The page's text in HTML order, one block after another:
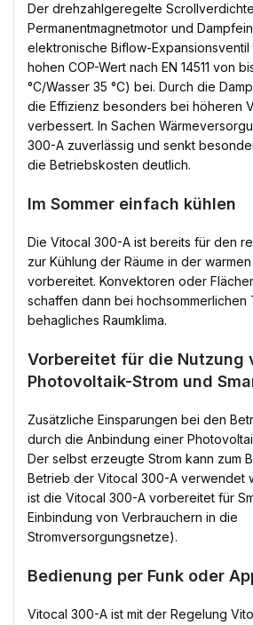
Der drehzahlgeregelte
Permanentmagnetmotor und
elektronische Biflow-
hohen COP-Wert nach EN 14511 von
°C/Wasser 35 °C) bei. Durch die
die Effizienz besonders bei höheren
verbessert. In Sachen
300-A zuverlässig und senkt
die Betriebskosten deutlich.
Im Sommer einfach kühlen
Die Vitocal 300-A ist bereits für den
zur Kühlung der Räume in der
vorbereitet. Konvektoren oder
schaffen dann bei hochsommerlichen
behagliches Raumklima.
Vorbereitet für die Nutzung
Photovoltaik-Strom und
Zusätzliche Einsparungen bei den
durch die Anbindung einer
Der selbst erzeugte Strom kann zum
Betrieb der Vitocal 300-A verwendet
ist die Vitocal 300-A vorbereitet für
Einbindung von Verbrauchern in die
Stromversorgungsnetze).
Bedienung per Funk oder
Vitocal 300-A ist mit der Regelung